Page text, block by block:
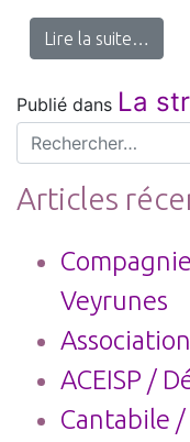
Lire la suite…
Publié dans La
Recherche
pour :
Articles
Veyrunes
ACEISP /
Cantabile